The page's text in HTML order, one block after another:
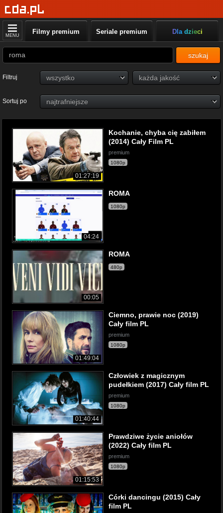
MENU Filmy premium Seriale premium Dla dzieci
szukaj
Filtruj
Sortuj po
01:27:19
Kochanie, chyba cię zabiłem
(2014) Cały Film PL
premium
1080p
04:24
ROMA
1080p
00:05
ROMA
480p
01:49:04
Ciemno, prawie noc (2019)
Cały film PL
premium
1080p
01:40:44
Człowiek z magicznym
pudełkiem (2017) Cały film PL
premium
1080p
01:15:53
Prawdziwe życie aniołów
(2022) Cały film PL
premium
1080p
Córki dancingu (2015) Cały
film PL